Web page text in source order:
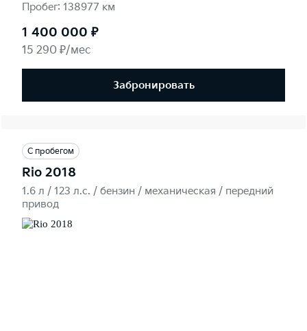
Пробег: 138977 км
1 400 000 ₽
15 290 ₽/мес
Забронировать
С пробегом
Rio 2018
1.6 л / 123 л.c. / бензин / механическая / передний
привод